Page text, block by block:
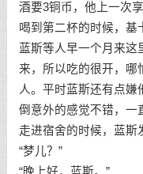
酒要3铜币，他上一次
喝到第二杯的时候，基
蓝斯等人早一个月来这
来，所以吃的很开，哪
人。平时蓝斯还有点嫌
倒意外的感觉不错，一
走进宿舍的时候，蓝斯
“梦儿？”